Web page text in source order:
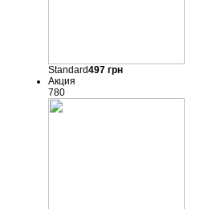
Standard497грн
Акция
780